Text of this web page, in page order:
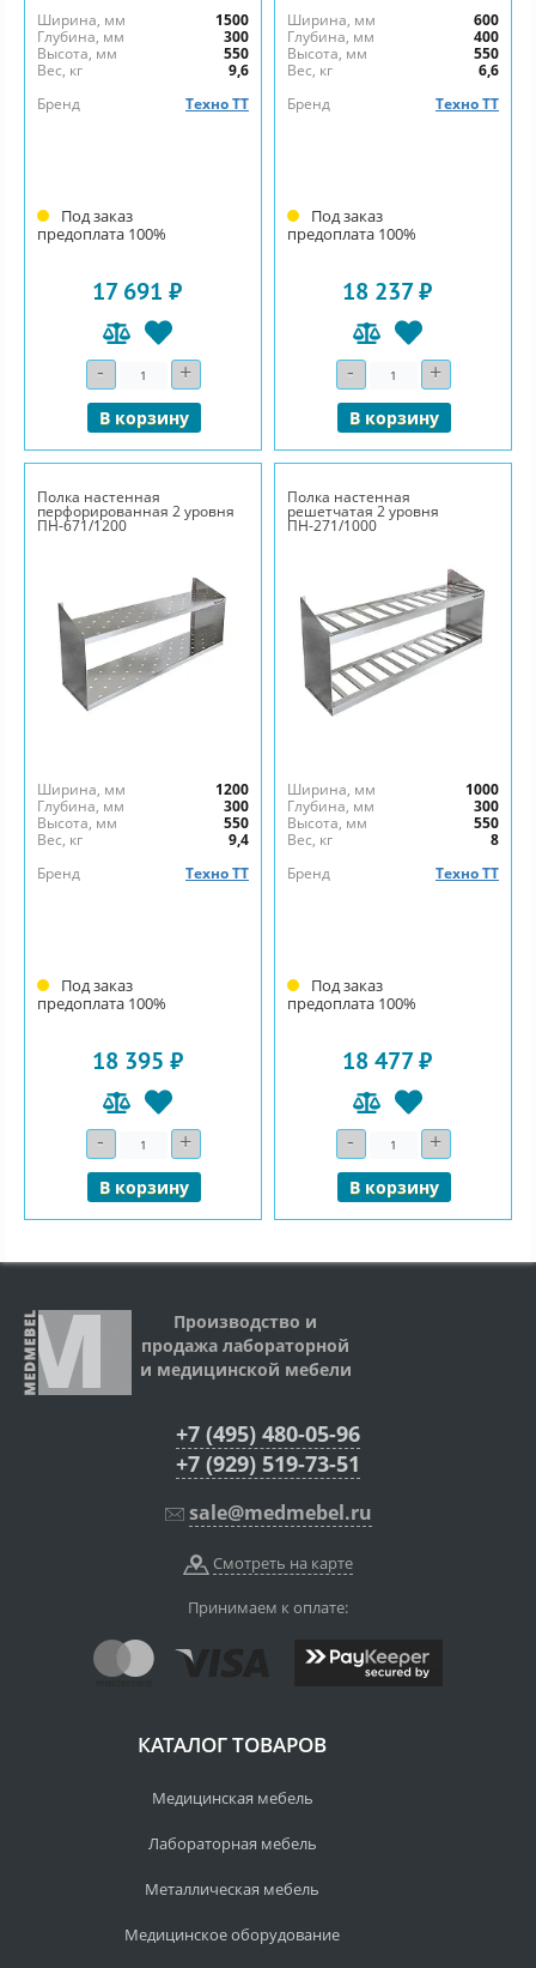
Ширина, мм
1500
Глубина, мм
300
Высота, мм
550
Вес, кг
9,6
Бренд
Техно ТТ
Под заказ
предоплата 100%
17 691 ₽
- Количество+
В корзину
Ширина, мм
600
Глубина, мм
400
Высота, мм
550
Вес, кг
6,6
Бренд
Техно ТТ
Под заказ
предоплата 100%
18 237 ₽
- Количество+
В корзину
Полка настенная
перфорированная 2 уровня
ПН-671/1200
Ширина, мм
1200
Глубина, мм
300
Высота, мм
550
Вес, кг
9,4
Бренд
Техно ТТ
Под заказ
предоплата 100%
18 395 ₽
- Количество+
В корзину
Полка настенная
решетчатая 2 уровня
ПН-271/1000
Ширина, мм
1000
Глубина, мм
300
Высота, мм
550
Вес, кг
8
Бренд
Техно ТТ
Под заказ
предоплата 100%
18 477 ₽
- Количество+
В корзину
Производство и
продажа лабораторной
и медицинской мебели
+7 (495) 480-05-96
+7 (929) 519-73-51
sale@medmebel.ru
Смотреть на карте
Принимаем к оплате:
КАТАЛОГ ТОВАРОВ
Медицинская мебель
Лабораторная мебель
Металлическая мебель
Медицинское оборудование